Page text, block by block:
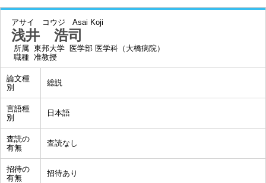
アサイ コウジ Asai Koji
浅井 浩司
所属 東邦大学 医学部 医学科（大橋病院）
職種 准教授
論文種
別
総説
言語種
別
日本語
査読の
有無
査読なし
招待の
有無
招待あり